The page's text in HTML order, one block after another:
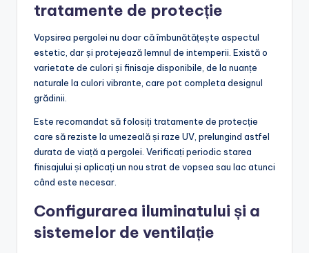
tratamente de protecție
Vopsirea pergolei nu doar că îmbunătățește aspectul
estetic, dar și protejează lemnul de intemperii. Există o
varietate de culori și finisaje disponibile, de la nuanțe
naturale la culori vibrante, care pot completa designul
grădinii.
Este recomandat să folosiți tratamente de protecție
care să reziste la umezeală și raze UV, prelungind astfel
durata de viață a pergolei. Verificați periodic starea
finisajului și aplicați un nou strat de vopsea sau lac atunci
când este necesar.
Configurarea iluminatului și a
sistemelor de ventilație